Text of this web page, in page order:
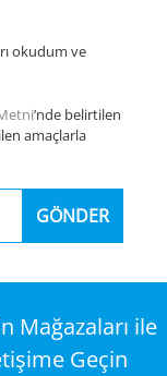
okudum ve
’nde belirtilen
amaçlarla
GÖNDER
Mağazaları ile
Geçin